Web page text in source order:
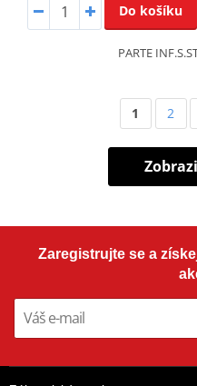
Do košíku
PARTE
1 2
Zaregistrujte se a